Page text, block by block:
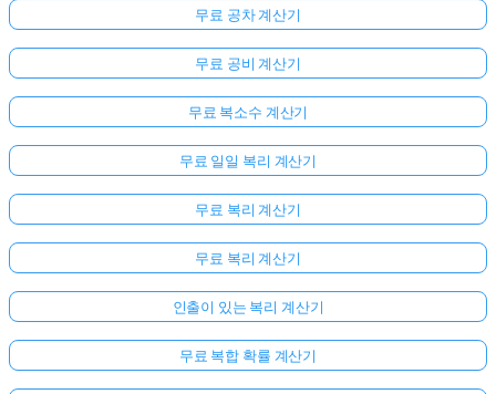
무료 공차 계산기
무료 공비 계산기
무료 복소수 계산기
무료 일일 복리 계산기
무료 복리 계산기
무료 복리 계산기
인출이 있는 복리 계산기
무료 복합 확률 계산기